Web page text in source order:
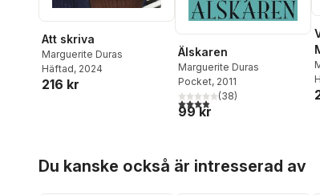
Att skriva
Marguerite Duras
Häftad, 2024
216 kr
Älskaren
Marguerite Duras
Pocket, 2011
3,9utav 5 stjärnor. Totalt antal
(38)
99 kr
Du kanske också är intresserad av